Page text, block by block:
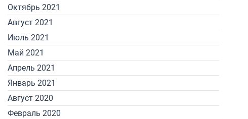
Октябрь 2021
Август 2021
Июль 2021
Май 2021
Апрель 2021
Январь 2021
Август 2020
Февраль 2020